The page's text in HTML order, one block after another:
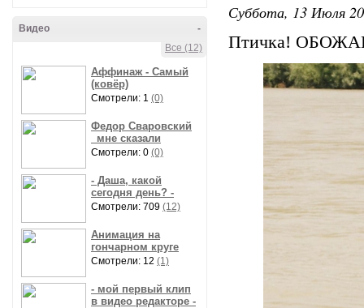
-
Видео
Все (12)
Аффинаж - Самый
(ковёр)
Смотрели: 1 (0)
Федор Сваровский
_мне сказали
Смотрели: 0 (0)
- Даша, какой
сегодня день? -
Смотрели: 709 (12)
Анимация на
гончарном круге
Смотрели: 12 (1)
- мой первый клип
в видео редакторе -
Суббота, 13 Июля
Птичка!